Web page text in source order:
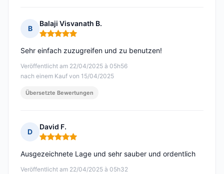
B
Balaji Visvanath B.
Hinweis: 5 von 5
Veröffentlicht am 22/04/2025 à 05h56
nach einem Kauf von 15/04/2025
Sehr einfach zuzugreifen und zu benutzen!
Übersetzte Bewertungen
D
David F.
Hinweis: 5 von 5
Veröffentlicht am 22/04/2025 à 05h32
Ausgezeichnete Lage und sehr sauber und ordentlich